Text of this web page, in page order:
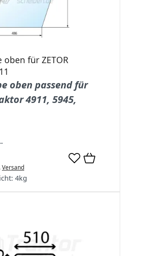
oben für ZETOR
oben passend für
4911, 5945,
Versand
4kg